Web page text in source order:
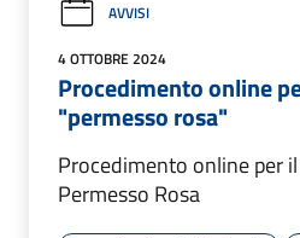
AVVISI
4 OTTOBRE 2024
Procedimento online
"permesso rosa"
Procedimento online per
Permesso Rosa